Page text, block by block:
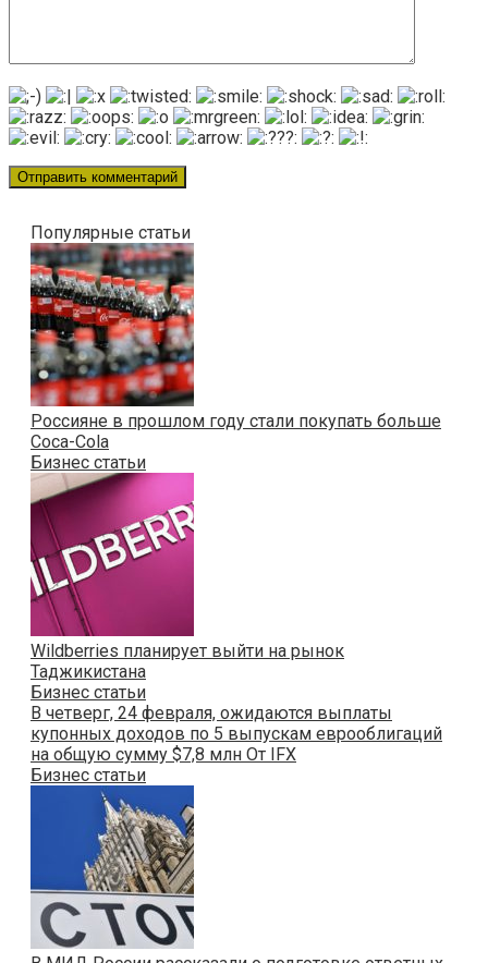
Популярные статьи
Россияне в прошлом году стали покупать больше
Coca-Cola
Бизнес статьи
Wildberries планирует выйти на рынок
Таджикистана
Бизнес статьи
В четверг, 24 февраля, ожидаются выплаты
купонных доходов по 5 выпускам еврооблигаций
на общую сумму $7,8 млн От IFX
Бизнес статьи